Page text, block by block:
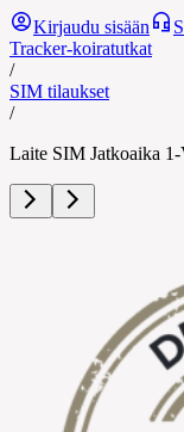
Kirjaudu sisään
Tracker-koiratutkat
/
SIM tilaukset
/
Laite SIM Jatkoaika 1-